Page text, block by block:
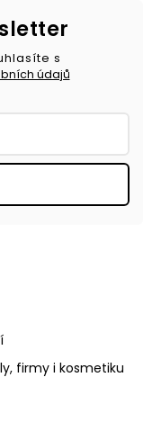
firmy i kosmetiku
s
údajů